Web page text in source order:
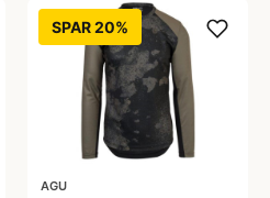
SPAR 20%
AGU